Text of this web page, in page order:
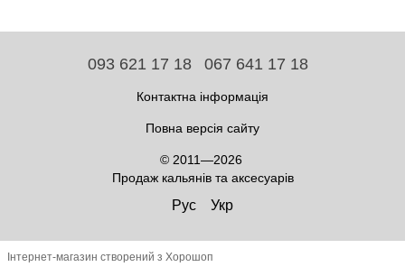
093 621 17 18 067 641 17 18
Контактна інформація
Повна версія сайту
© 2011—2026
Продаж кальянів та аксесуарів
Рус Укр
Інтернет-магазин створений з Хорошоп